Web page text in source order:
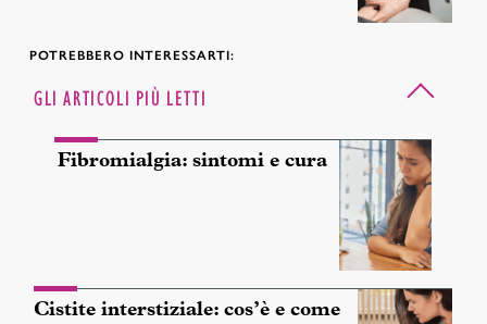
POTREBBERO INTERESSARTI:
GLI ARTICOLI PIÙ LETTI
Fibromialgia: sintomi e cura
Cistite interstiziale: cos’è e come